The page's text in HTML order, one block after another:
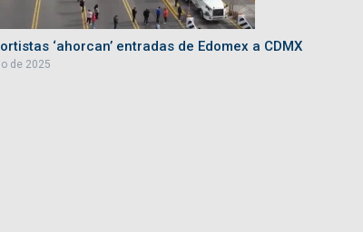
‘ahorcan’ entradas de Edomex a CDMX
de 2025